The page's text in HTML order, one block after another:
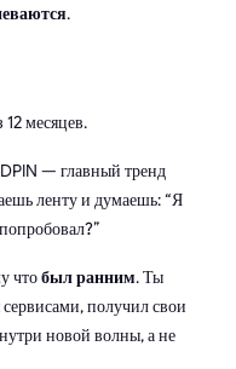
.
12 месяцев.
— главный тренд
ленту и думаешь: “Я
чтобыл ранним. Ты
получил свои
новой волны, а не